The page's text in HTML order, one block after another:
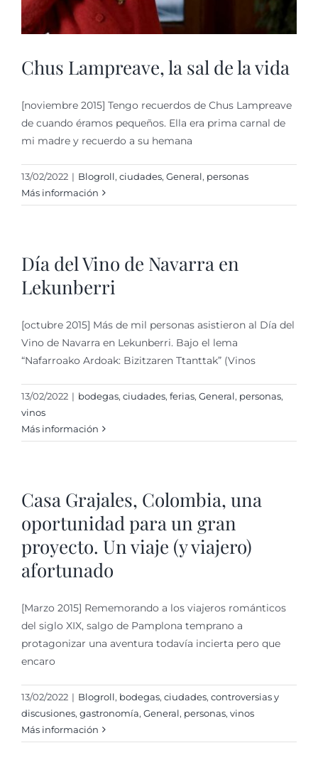
Chus Lampreave, la sal de la vida
[noviembre 2015] Tengo recuerdos de Chus Lampreave
de cuando éramos pequeños. Ella era prima carnal de
mi madre y recuerdo a su hemana
13/02/2022 | Blogroll, ciudades, General, personas
Más información
Día del Vino de Navarra en
Lekunberri
[octubre 2015] Más de mil personas asistieron al Día del
Vino de Navarra en Lekunberri. Bajo el lema
“Nafarroako Ardoak: Bizitzaren Ttanttak” (Vinos
13/02/2022 | bodegas, ciudades, ferias, General, personas,
vinos
Más información
Casa Grajales, Colombia, una
oportunidad para un gran
proyecto. Un viaje (y viajero)
afortunado
[Marzo 2015] Rememorando a los viajeros románticos
del siglo XIX, salgo de Pamplona temprano a
protagonizar una aventura todavía incierta pero que
encaro
13/02/2022 | Blogroll, bodegas, ciudades, controversias y
discusiones, gastronomí­a, General, personas, vinos
Más información